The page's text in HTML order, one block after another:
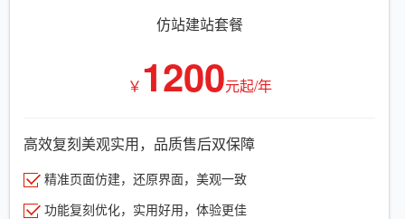
仿站建站套餐
￥ 1200元起/年
高效复刻美观实用，品质售后双保障
精准页面仿建，还原界面，美观一致
功能复刻优化，实用好用，体验更佳